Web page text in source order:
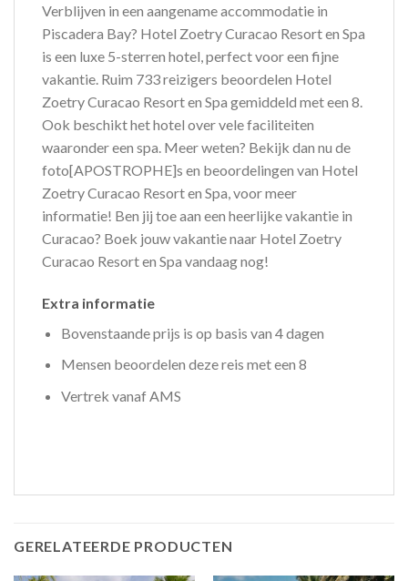
Verblijven in een aangename accommodatie in
Piscadera Bay? Hotel Zoetry Curacao Resort en Spa
is een luxe 5-sterren hotel, perfect voor een fijne
vakantie. Ruim 733 reizigers beoordelen Hotel
Zoetry Curacao Resort en Spa gemiddeld met een 8.
Ook beschikt het hotel over vele faciliteiten
waaronder een spa. Meer weten? Bekijk dan nu de
foto[APOSTROPHE]s en beoordelingen van Hotel
Zoetry Curacao Resort en Spa, voor meer
informatie! Ben jij toe aan een heerlijke vakantie in
Curacao? Boek jouw vakantie naar Hotel Zoetry
Curacao Resort en Spa vandaag nog!
Extra informatie
Bovenstaande prijs is op basis van 4 dagen
Mensen beoordelen deze reis met een 8
Vertrek vanaf AMS
GERELATEERDE PRODUCTEN